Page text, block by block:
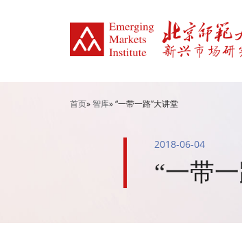
首页»智库» “一带一路”大讲堂
2018-06-04
“一带